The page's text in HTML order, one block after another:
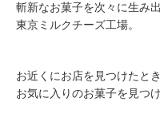
斬新なお菓子を次々に生み
東京ミルクチーズ工場。
お近くにお店を見つけたと
お気に入りのお菓子を見つ